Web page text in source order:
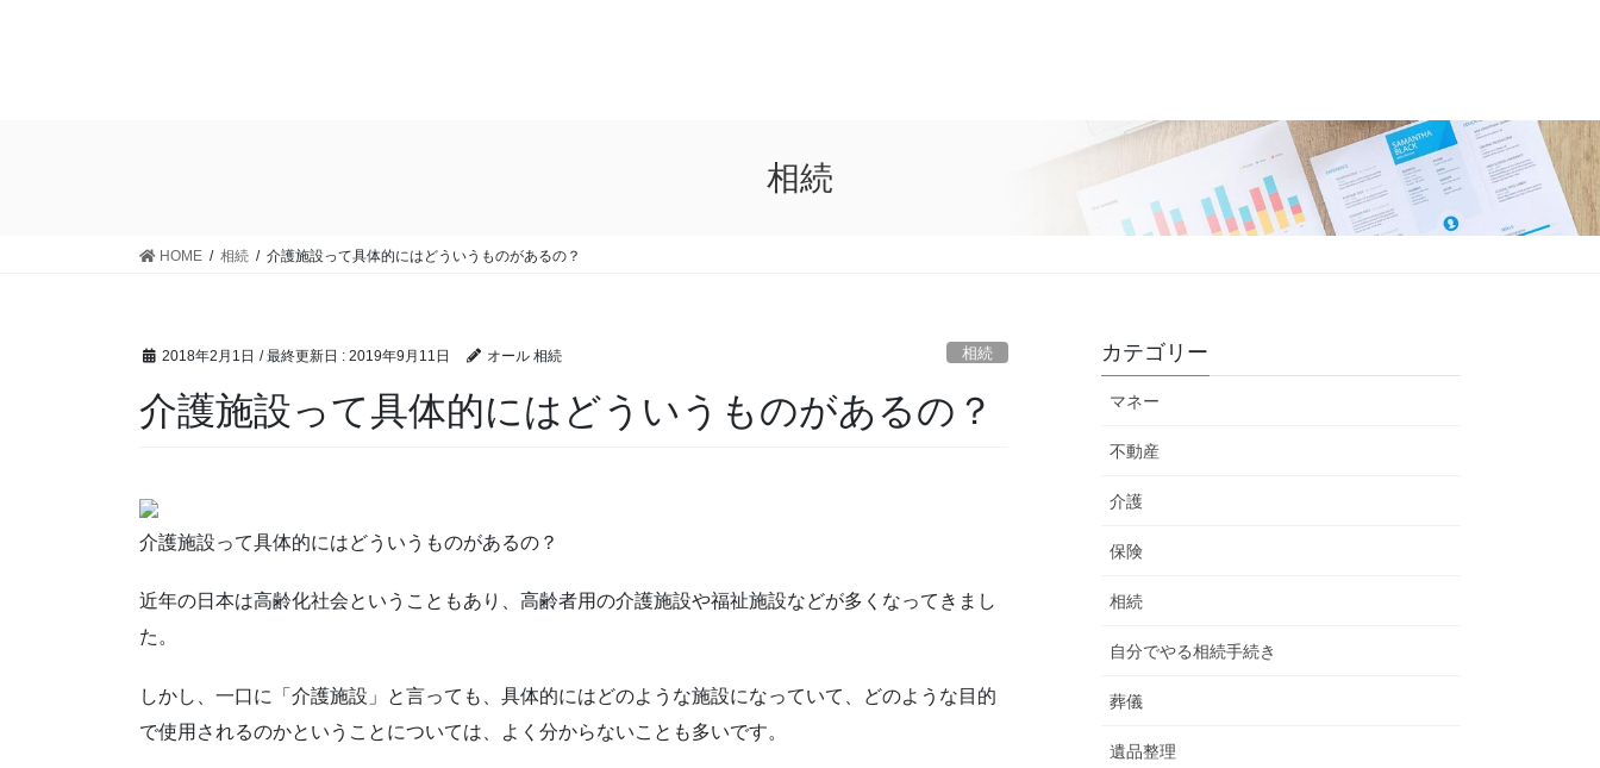
相続
HOME 相続 介護施設って具体的にはどういうものがあるの？
2018年2月1日 / 最終更新日 : 2019年9月11日 オール 相続 相続
介護施設って具体的にはどういうものがあるの？
介護施設って具体的にはどういうものがあるの？
近年の日本は高齢化社会ということもあり、高齢者用の介護施設や福祉施設などが多くなってきまし
た。
しかし、一口に「介護施設」と言っても、具体的にはどのような施設になっていて、どのような目的
で使用されるのかということについては、よく分からないことも多いです。
カテゴリー
マネー
不動産
介護
保険
相続
自分でやる相続手続き
葬儀
遺品整理